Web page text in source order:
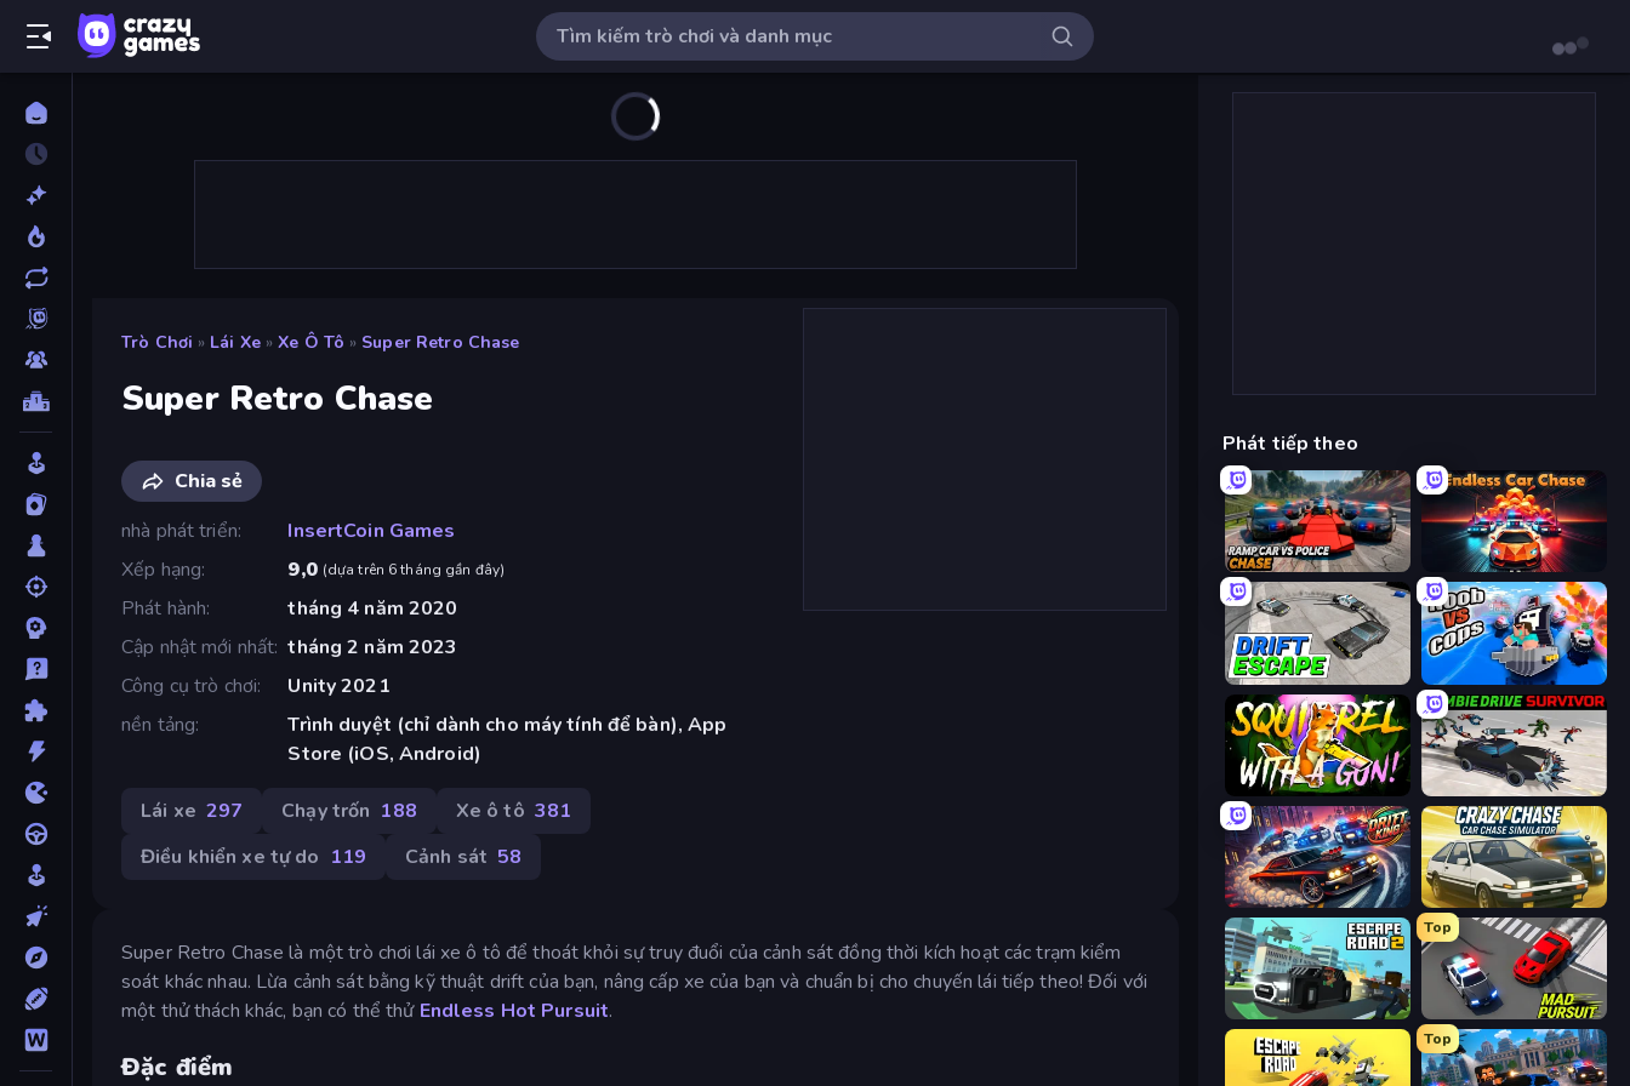
Trò Chơi » Lái Xe » Xe Ô Tô » Super Retro Chase
Super Retro Chase
Chia sẻ
nhà phát triển
InsertCoin Games
Xếp hạng
9,0 (dựa trên 6 tháng gần đây)
Phát hành
tháng 4 năm 2020
Cập nhật mới nhất tháng 2 năm 2023
Công cụ trò chơi
Unity 2021
nền tảng
Trình duyệt (chỉ dành cho máy tính để bàn), App
Store (iOS, Android)
Lái xe 297 Chạy trốn 188 Xe ô tô 381
Điều khiển xe tự do 119 Cảnh sát 58
Super Retro Chase là một trò chơi lái xe ô tô để thoát khỏi sự truy đuổi của cảnh sát đồng thời kích hoạt các trạm kiểm
soát khác nhau. Lừa cảnh sát bằng kỹ thuật drift của bạn, nâng cấp xe của bạn và chuẩn bị cho chuyến lái tiếp theo! Đối với
một thử thách khác, bạn có thể thử Endless Hot Pursuit.
Đặc điểm
Phát tiếp theo
Ramp Car VS Police: CHASE Endless Hot Pursuit
Drift Escape Noob vs Cops
Squirrel with a Gun! Zombie Drive Survivor
Drift King Crazy Chase - Car Chase Simulator
Escape Road 2
Top
Mad Pursuit
Top